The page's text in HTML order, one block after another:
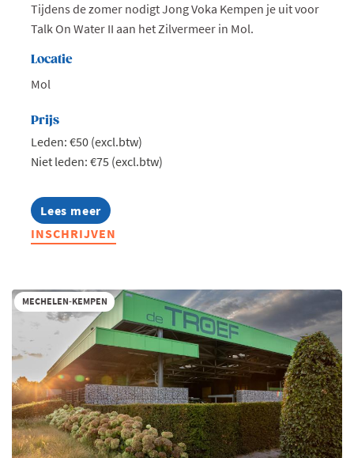
Tijdens de zomer nodigt Jong Voka Kempen je uit voor
Talk On Water II aan het Zilvermeer in Mol.
Locatie
Mol
Prijs
Leden: €50 (excl.btw)
Niet leden: €75 (excl.btw)
Lees meer
about
Jong
Voka
on
water
INSCHRIJVEN
MECHELEN-KEMPEN